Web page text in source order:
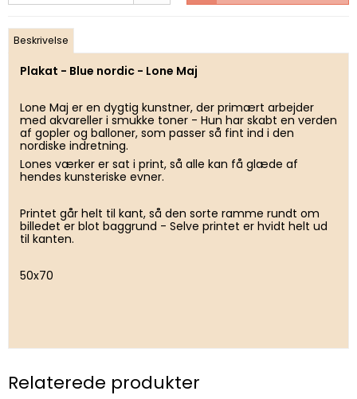
Beskrivelse
Plakat - Blue nordic - Lone Maj
Lone Maj er en dygtig kunstner, der primært arbejder
med akvareller i smukke toner - Hun har skabt en verden
af gopler og balloner, som passer så fint ind i den
nordiske indretning.
Lones værker er sat i print, så alle kan få glæde af
hendes kunsteriske evner.
Printet går helt til kant, så den sorte ramme rundt om
billedet er blot baggrund - Selve printet er hvidt helt ud
til kanten.
50x70
Relaterede produkter